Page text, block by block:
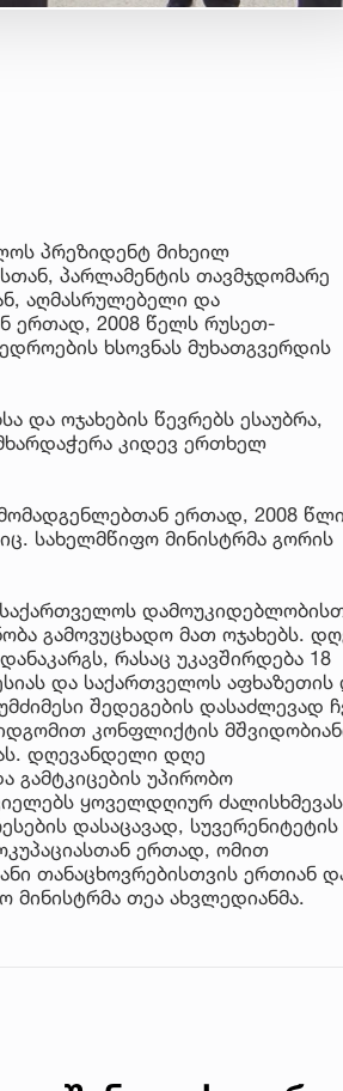
პრეზიდენტ მიხეილ
პარლამენტის თავმჯდომარე
აღმასრულებელი და
ერთად, 2008 წელს რუსეთ-
ხსოვნას მუხათგვერდის
და ოჯახების წევრებს ესაუბრა,
კიდევ ერთხელ
ერთად, 2008
სახელმწიფო მინისტრმა გორის
გამოვუცხადო მათ ოჯახებს.
რასაც უკავშირდება 18
და საქართველოს აფხაზეთის
შედეგების დასაძლევად
კონფლიქტის
დღევანდელი დღე
გამტკიცების უპირობო
ყოველდღიურ ძალისხმევას
დასაცავად, სუვერენიტეტის
ერთად, ომით
თანაცხოვრებისთვის ერთიან
მინისტრმა თეა ახვლედიანმა.